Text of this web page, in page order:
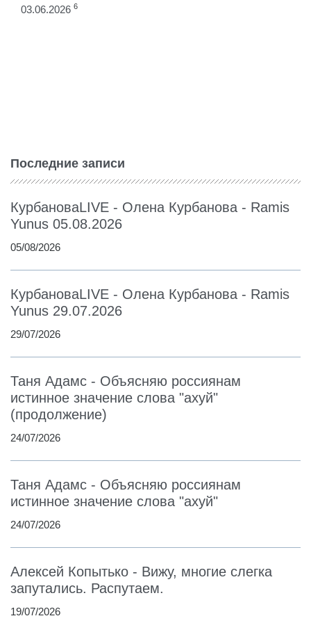
03.06.2026 6
Последние записи
КурбановаLIVE - Олена Курбанова - Ramis
Yunus 05.08.2026
05/08/2026
КурбановаLIVE - Олена Курбанова - Ramis
Yunus 29.07.2026
29/07/2026
Таня Адамс - Объясняю россиянам
истинное значение слова "ахуй"
(продолжение)
24/07/2026
Таня Адамс - Объясняю россиянам
истинное значение слова "ахуй"
24/07/2026
Алексей Копытько - Вижу, многие слегка
запутались. Распутаем.
19/07/2026